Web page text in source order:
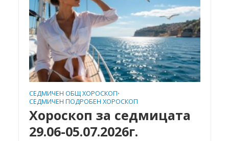
СЕДМИЧЕН ОБЩ ХОРОСКОП•
СЕДМИЧЕН ПОДРОБЕН ХОРОСКОП
Хороскоп за седмицата
29.06-05.07.2026г.